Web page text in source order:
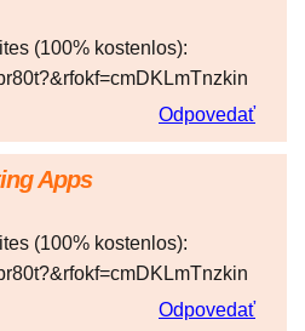
(100% kostenlos):
Odpovedať
Apps
(100% kostenlos):
Odpovedať